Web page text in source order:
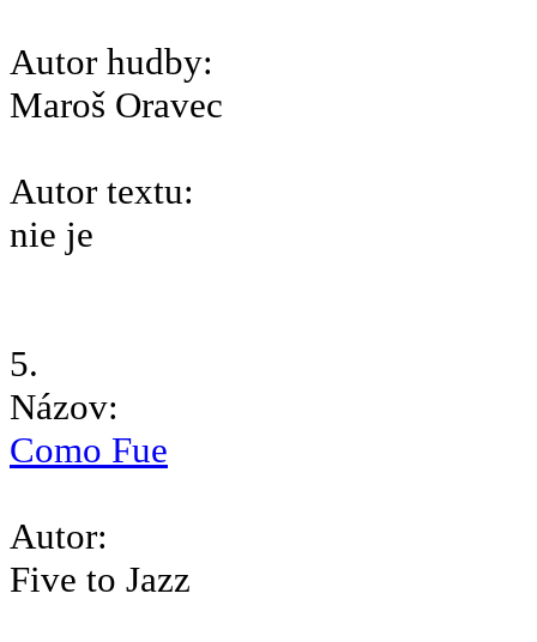
Autor hudby:
Maroš Oravec
Autor textu:
nie je
5.
Názov:
Como Fue
Autor:
Five to Jazz